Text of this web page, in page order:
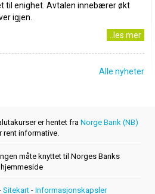
til enighet. Avtalen innebærer økt
igjen.
..les mer
Alle nyheter
er hentet fra Norge Bank (NB)
rent informative.
måte knyttet til Norges Banks
hjemmeside
Sitekart - Informasjonskapsler